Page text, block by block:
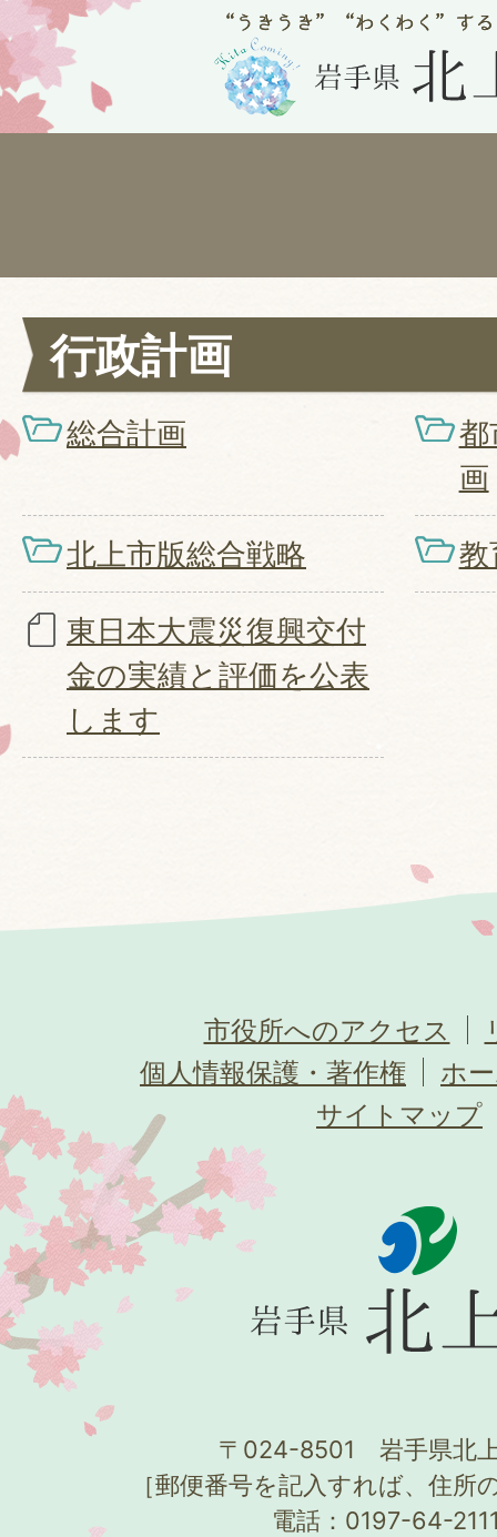
行政計画
総合計画
都
画
北上市版総合戦略 教
東日本大震災復興交付
金の実績と評価を公表
します
市役所へのアクセス
個人情報保護・著作権
ホ
サイトマップ
〒024-8501 岩手県北
［郵便番号を記入すれば、住所
電話：0197-64-